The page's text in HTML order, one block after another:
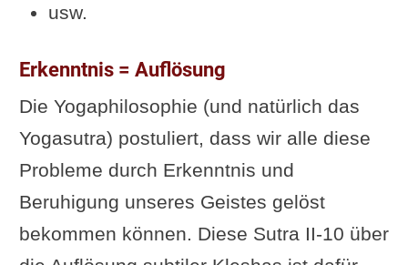
usw.
Erkenntnis = Auflösung
Die Yogaphilosophie (und natürlich das
Yogasutra) postuliert, dass wir alle diese
Probleme durch Erkenntnis und
Beruhigung unseres Geistes gelöst
bekommen können. Diese Sutra II-10 über